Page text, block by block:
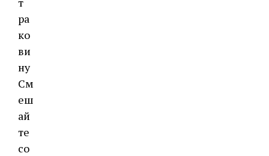
ра
ко
ви
ну
См
еш
ай
те
со